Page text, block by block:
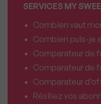
SERVICES MY
Combien vaut
Combien puis-je
Comparateur de
Comparateur de
Comparateur
Résiliez vos